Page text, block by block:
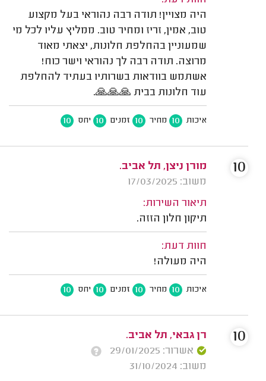
היה מצויין! תודה רבה נהוראי בעל מקצוע
טוב, אמין, זריז ומחיר טוב. ממליץ עליו לכל מי
שמעוניין בהחלפת חלונות, יצאתי מאוד
מרוצה. תודה רבה לך נהוראי וישר כוח!
אשתמש בוודאות בשרותיו בעתיד להחלפת
עוד חלונות בבית 🙏🙏🙏.
איכות 10 מחיר 10 זמנים 10 יחס 10
מורן ניצן, תל אביב.
משוב: 17/03/2025
תיאור השירות:
תיקון חלון הזזה.
חוות דעת:
היה מעולה!
איכות 10 מחיר 10 זמנים 10 יחס 10
10
רן גבאי, תל אביב.
אשרור: 29/01/2025
משוב: 31/10/2024
10